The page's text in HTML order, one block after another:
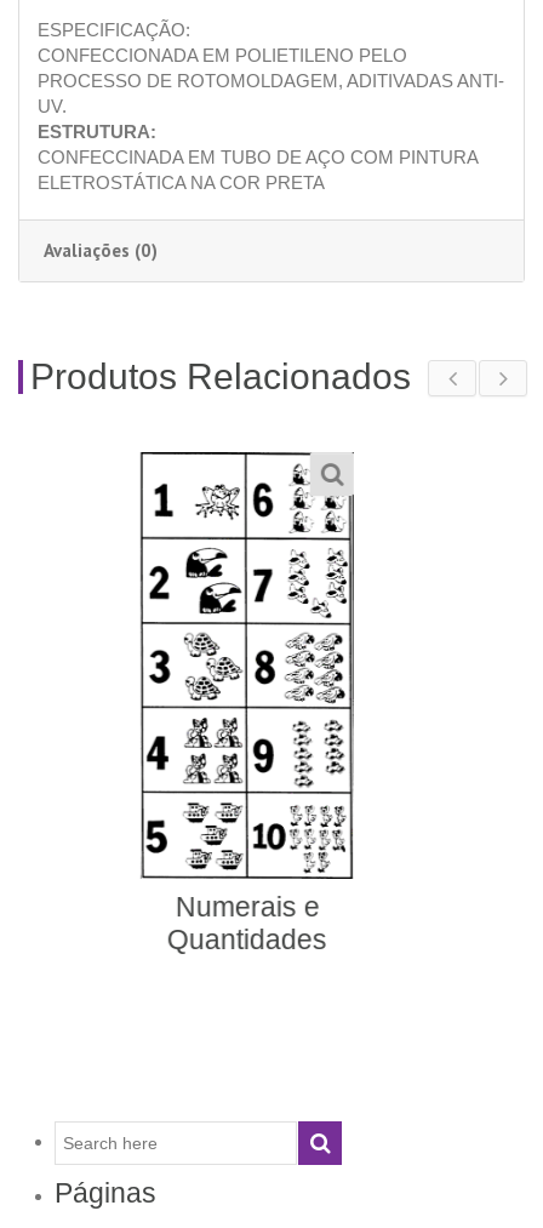
ESPECIFICAÇÃO:
CONFECCIONADA EM POLIETILENO PELO
PROCESSO DE ROTOMOLDAGEM, ADITIVADAS ANTI-
UV.
ESTRUTURA:
CONFECCINADA EM TUBO DE AÇO COM PINTURA
ELETROSTÁTICA NA COR PRETA
Avaliações (0)
Produtos Relacionados
447- Fantoches Três
Porquinhos
Páginas